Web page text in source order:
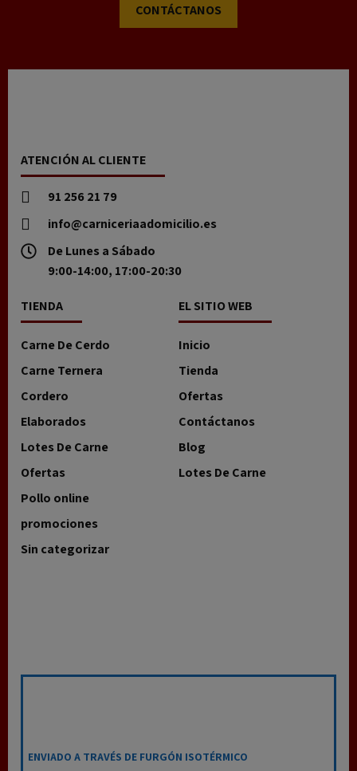
CONTÁCTANOS
ATENCIÓN AL CLIENTE
91 256 21 79
info@carniceriaadomicilio.es
De Lunes a Sábado
9:00-14:00, 17:00-20:30
TIENDA
Carne De Cerdo
Carne Ternera
Cordero
Elaborados
Lotes De Carne
Ofertas
Pollo online
promociones
Sin categorizar
EL SITIO WEB
Inicio
Tienda
Ofertas
Contáctanos
Blog
Lotes De Carne
ENVIADO A TRAVÉS DE FURGÓN ISOTÉRMICO